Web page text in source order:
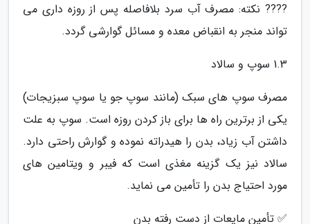
???? نکته: مصرف آب سرد بلافاصله پس از روزه داری می
تواند منجر به انقباض معده و مسائل گوارشی گردد.
1.3 سوپ و سالاد
مصرف سوپ های سبک (مانند سوپ جو یا سوپ سبزیجات)
یکی از برترین راه ها برای باز کردن روزه است. سوپ به علت
داشتن آب زیاد، بدن را هیدراته نموده و گوارش راحتی دارد.
سالاد نیز یک گزینه مغذی است که فیبر و ویتامین های
مورد احتیاج بدن را تأمین می نماید.
✅ تأمین مایعات از دست رفته بدن